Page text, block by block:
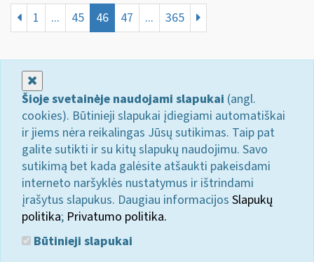
1 ... 45 46 47 ... 365
Šioje svetainėje naudojami slapukai (angl.
cookies). Būtinieji slapukai įdiegiami automatiškai
ir jiems nėra reikalingas Jūsų sutikimas. Taip pat
galite sutikti ir su kitų slapukų naudojimu. Savo
sutikimą bet kada galėsite atšaukti pakeisdami
interneto naršyklės nustatymus ir ištrindami
įrašytus slapukus. Daugiau informacijos Slapukų
politika; Privatumo politika.
Būtinieji slapukai